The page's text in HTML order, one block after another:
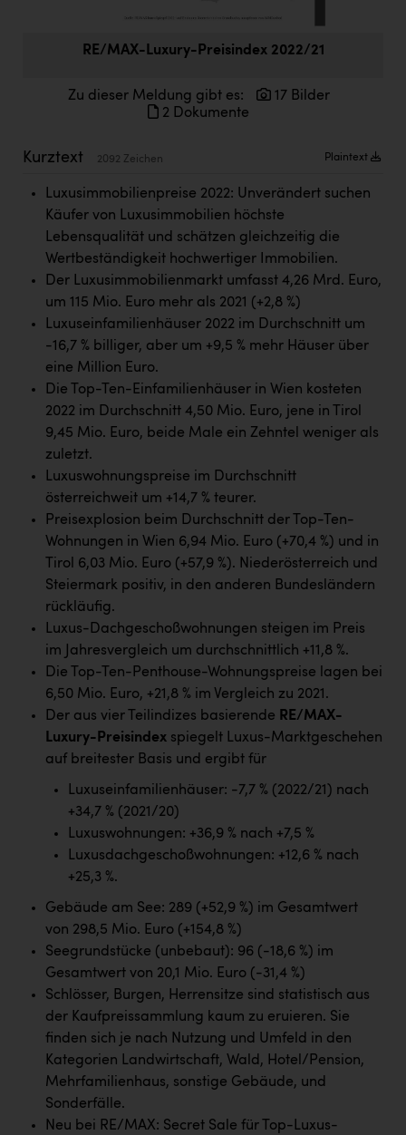
Fristads Austria
IFE Austria GmbH
Immotech
INTERSPAR
INTERSPORT Austria
Jesolo
Jane Goodall Institute Austria
Kärcher
Karin Liedl
KEBA
KIWI Kinderwunsch Institut Dr. Loimer
Kleider Bauer
Kremsmüller Anlagenbau GmbH
Maximarkt
Oldtimer Raststationen und Motorhotels
Österreichischer Kachelofenverband
Orlen
Passage Linz
PÜSPÖK
RE/MAX Welcome
Resch&Frisch
RUBBLE MASTER
Ruderclub Wels
SCRI - Salzburg Cancer Research Institute
SCHMACHTL GmbH
Schwingshandl - automation technology gmbh
RE/MAX-Luxury-Preisindex 2022/21
Zu dieser Meldung gibt es:
17 Bilder
2 Dokumente
Kurztext 2092 Zeichen Plaintext
Luxusimmobilienpreise 2022: Unverändert suchen
Käufer von Luxusimmobilien höchste
Lebensqualität und schätzen gleichzeitig die
Wertbeständigkeit hochwertiger Immobilien.
Der Luxusimmobilienmarkt umfasst 4,26 Mrd. Euro,
um 115 Mio. Euro mehr als 2021 (+2,8 %)
Luxuseinfamilienhäuser 2022 im Durchschnitt um
-16,7 % billiger, aber um +9,5 % mehr Häuser über
eine Million Euro.
Die Top-Ten-Einfamilienhäuser in Wien kosteten
2022 im Durchschnitt 4,50 Mio. Euro, jene in Tirol
9,45 Mio. Euro, beide Male ein Zehntel weniger als
zuletzt.
Luxuswohnungspreise im Durchschnitt
österreichweit um +14,7 % teurer.
Preisexplosion beim Durchschnitt der Top-Ten-
Wohnungen in Wien 6,94 Mio. Euro (+70,4 %) und in
Tirol 6,03 Mio. Euro (+57,9 %). Niederösterreich und
Steiermark positiv, in den anderen Bundesländern
rückläufig.
Luxus-Dachgeschoßwohnungen steigen im Preis
im Jahresvergleich um durchschnittlich +11,8 %.
Die Top-Ten-Penthouse-Wohnungspreise lagen bei
6,50 Mio. Euro, +21,8 % im Vergleich zu 2021.
Der aus vier Teilindizes basierende RE/MAX-
Luxury-Preisindex spiegelt Luxus-Marktgeschehen
auf breitester Basis und ergibt für
Luxuseinfamilienhäuser: -7,7 % (2022/21) nach
+34,7 % (2021/20)
Luxuswohnungen: +36,9 % nach +7,5 %
Luxusdachgeschoßwohnungen: +12,6 % nach
+25,3 %.
Gebäude am See: 289 (+52,9 %) im Gesamtwert
von 298,5 Mio. Euro (+154,8 %)
Seegrundstücke (unbebaut): 96 (-18,6 %) im
Gesamtwert von 20,1 Mio. Euro (-31,4 %)
Schlösser, Burgen, Herrensitze sind statistisch aus
der Kaufpreissammlung kaum zu eruieren. Sie
finden sich je nach Nutzung und Umfeld in den
Kategorien Landwirtschaft, Wald, Hotel/Pension,
Mehrfamilienhaus, sonstige Gebäude, und
Sonderfälle.
Neu bei RE/MAX: Secret Sale für Top-Luxus-